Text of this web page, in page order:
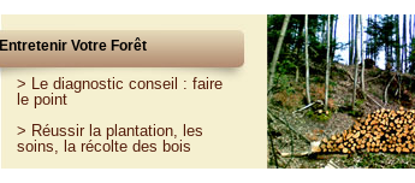
Entretenir Votre Forêt
> Le diagnostic conseil : faire
le point
> Réussir la plantation, les
soins, la récolte des bois